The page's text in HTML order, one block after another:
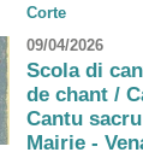
Corte
09/04/2026
Scola di
de chant /
Cantu
Mairie -